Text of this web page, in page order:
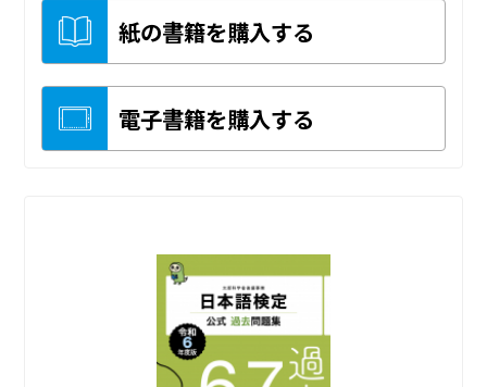
紙の書籍を購入する
電子書籍を購入する